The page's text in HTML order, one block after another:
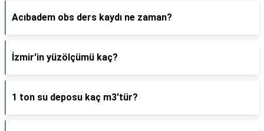
Acıbadem obs ders kaydı ne zaman?
İzmir'in yüzölçümü kaç?
1 ton su deposu kaç m3'tür?